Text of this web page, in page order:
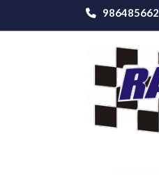
986485662
Productos